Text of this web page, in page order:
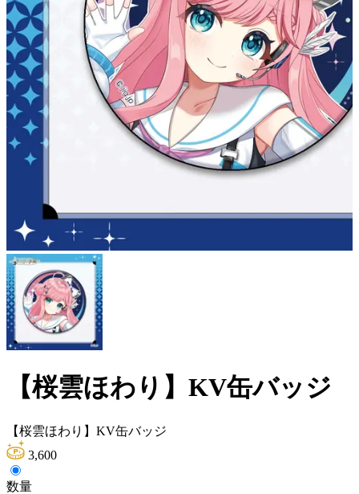
【桜雲ほわり】KV缶バッジ
【桜雲ほわり】KV缶バッジ
3,600
数量